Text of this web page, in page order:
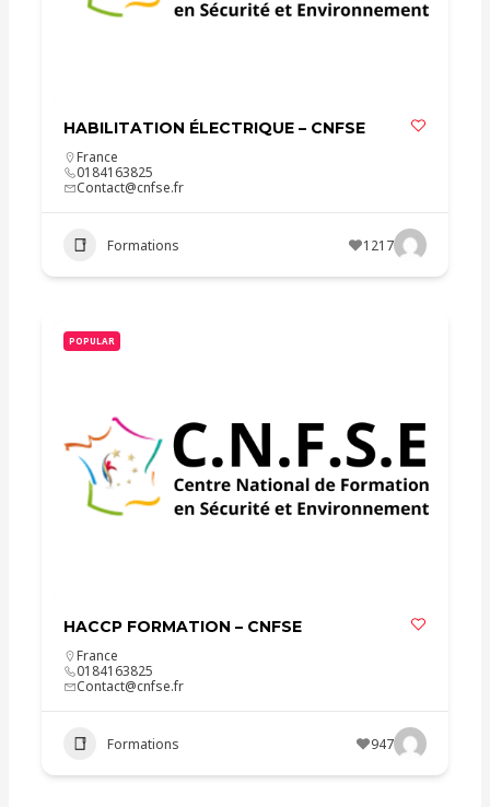
HABILITATION ÉLECTRIQUE – CNFSE
France
0184163825
Contact@cnfse.fr
Formations 1217
POPULAR
HACCP FORMATION – CNFSE
France
0184163825
Contact@cnfse.fr
Formations 947